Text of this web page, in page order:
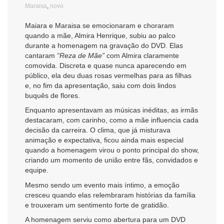
Maraisa novo
Maiara e Maraisa se emocionaram e choraram
quando a mãe, Almira Henrique, subiu ao palco
durante a homenagem na gravação do DVD. Elas
cantaram “Reza de Mãe” com Almira claramente
comovida. Discreta e quase nunca aparecendo em
público, ela deu duas rosas vermelhas para as filhas
e, no fim da apresentação, saiu com dois lindos
buquês de flores.
Enquanto apresentavam as músicas inéditas, as irmãs
destacaram, com carinho, como a mãe influencia cada
decisão da carreira. O clima, que já misturava
animação e expectativa, ficou ainda mais especial
quando a homenagem virou o ponto principal do show,
criando um momento de união entre fãs, convidados e
equipe.
Mesmo sendo um evento mais íntimo, a emoção
cresceu quando elas relembraram histórias da família
e trouxeram um sentimento forte de gratidão.
A homenagem serviu como abertura para um DVD